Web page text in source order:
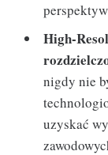
High-
nigdy nie
uzyskać